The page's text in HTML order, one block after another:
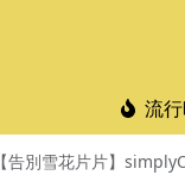
流
【告別雪花片片】